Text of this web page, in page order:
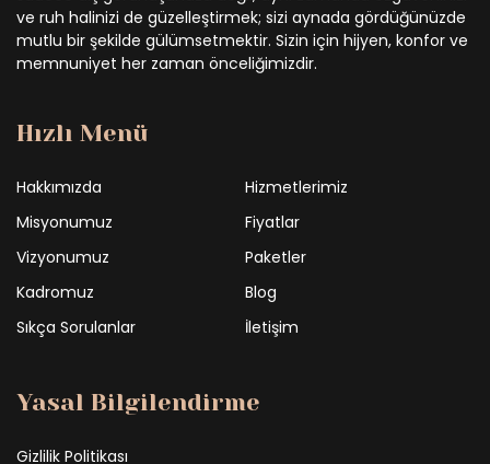
ve ruh halinizi de güzelleştirmek; sizi aynada gördüğünüzde
mutlu bir şekilde gülümsetmektir. Sizin için hijyen, konfor ve
memnuniyet her zaman önceliğimizdir.
Hızlı Menü
Hakkımızda
Hizmetlerimiz
Misyonumuz
Fiyatlar
Vizyonumuz
Paketler
Kadromuz
Blog
Sıkça Sorulanlar
İletişim
Yasal Bilgilendirme
Gizlilik Politikası